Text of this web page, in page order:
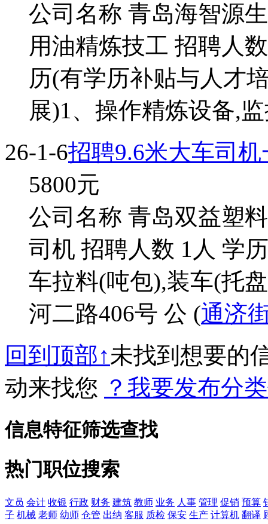
公司名称 青岛海智源
用油精炼技工 招聘人
历(有学历补贴与人才
展)1、操作精炼设备,
26-1-6招聘9.6米大车司机
5800元
公司名称 青岛双益塑
司机 招聘人数 1人 学
车拉料(吨包),装车(托
河二路406号 公 (通济
回到顶部↑未找到想要的
动来找您 ？我要发布分
信息特征筛选查找
热门职位搜索
文员 会计 收银 行政 财务 建筑 教师 业务 人事 管理 促销 预算
子 机械 老师 幼师 仓管 出纳 客服 质检 保安 生产 计算机 翻译